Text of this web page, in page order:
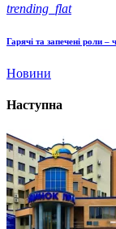
trending_flat
Гарячі та запечені роли –
Новини
Наступна